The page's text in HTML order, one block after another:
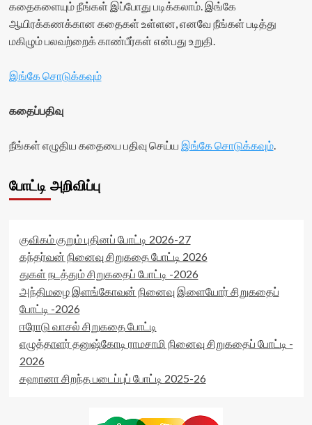
கதைகளையும் நீங்கள் இப்போது படிக்கலாம். இங்கே
ஆயிரக்கணக்கான கதைகள் உள்ளன, எனவே நீங்கள் படித்து
மகிழும் பலவற்றைக் காண்பீர்கள் என்பது உறுதி.
இங்கே சொடுக்கவும்
கதைப்பதிவு
நீங்கள் எழுதிய கதையை பதிவு செய்ய இங்கே சொடுக்கவும்.
போட்டி அறிவிப்பு
குவிகம் குறும் புதினப் போட்டி 2026-27
கந்தர்வன் நினைவு சிறுகதை போட்டி 2026
துகள் நடத்தும் சிறுகதைப் போட்டி -2026
அந்திமழை இளங்கோவன் நினைவு இளையோர் சிறுகதைப்
போட்டி -2026
ஈரோடு வாசல் சிறுகதை போட்டி
எழுத்தாளர் தனுஷ்கோடி ராமசாமி நினைவு சிறுகதைப் போட்டி -
2026
சஹானா சிறந்த படைப்புப் போட்டி 2025-26